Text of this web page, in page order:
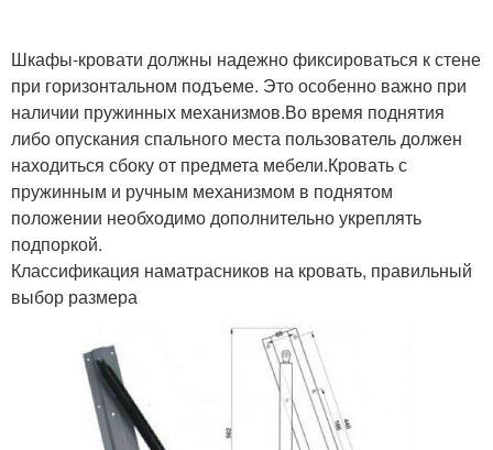
Шкафы-кровати должны надежно фиксироваться к стене
при горизонтальном подъеме. Это особенно важно при
наличии пружинных механизмов.Во время поднятия
либо опускания спального места пользователь должен
находиться сбоку от предмета мебели.Кровать с
пружинным и ручным механизмом в поднятом
положении необходимо дополнительно укреплять
подпоркой.
Классификация наматрасников на кровать, правильный
выбор размера